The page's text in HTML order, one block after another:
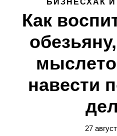
БИЗНЕСХАК
Как
навести
27